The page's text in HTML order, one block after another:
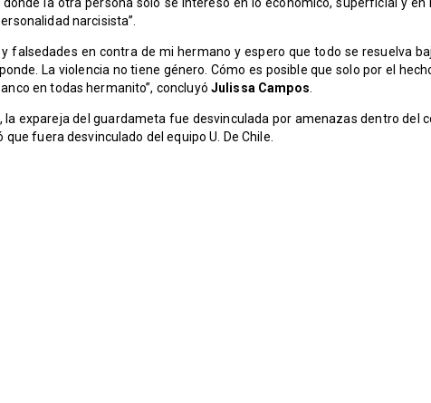
narcisista”.
falsedades en contra de mi hermano y espero que todo se resuelva
La violencia no tiene género. Cómo es posible que solo por el
en todas hermanito”, concluyó Julissa Campos
la expareja del guardameta fue desvinculada por amenazas dentro del
fuera desvinculado del equipo U. De Chile.